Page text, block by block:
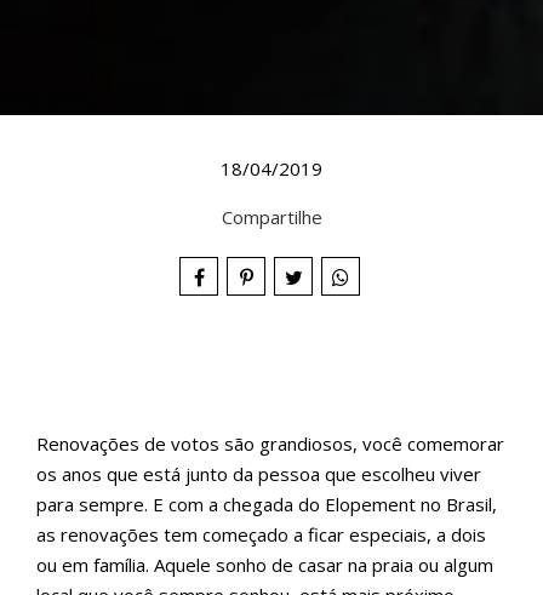
18/04/2019
Compartilhe
Renovações de votos são grandiosos, você comemorar
os anos que está junto da pessoa que escolheu viver
para sempre. E com a chegada do Elopement no Brasil,
as renovações tem começado a ficar especiais, a dois
ou em família. Aquele sonho de casar na praia ou algum